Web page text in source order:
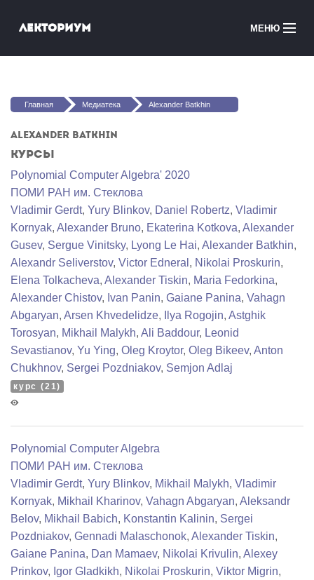
Лекториум МЕНЮ
Медиатека
Вы здесь
Главная Медиатека Alexander Batkhin
Alexander Batkhin
Курсы
Polynomial Computer Algebra' 2020
ПОМИ РАН им. Стеклова
Vladimir Gerdt, Yury Blinkov, Daniel Robertz, Vladimir
Kornyak, Alexander Bruno, Ekaterina Kotkova, Alexander
Gusev, Sergue Vinitsky, Lyong Le Hai, Alexander Batkhin,
Alexandr Seliverstov, Victor Edneral , Nikolai Proskurin,
Elena Tolkacheva, Alexander Tiskin, Maria Fedorkina,
Alexander Chistov, Ivan Panin, Gaiane Panina, Vahagn
Abgaryan, Arsen Khvedelidze, Ilya Rogojin, Astghik
Torosyan, Mikhail Malykh, Ali Baddour, Leonid
Sevastianov, Yu Ying, Oleg Kroytor, Oleg Bikeev, Anton
Chukhnov, Sergei Pozdniakov, Semjon Adlaj
курс (21)
Polynomial Computer Algebra
ПОМИ РАН им. Стеклова
Vladimir Gerdt, Yury Blinkov, Mikhail Malykh, Vladimir
Kornyak, Mikhail Kharinov, Vahagn Abgaryan, Aleksandr
Belov, Mikhail Babich, Konstantin Kalinin, Sergei
Pozdniakov, Gennadi Malaschonok, Alexander Tiskin,
Gaiane Panina, Dan Mamaev, Nikolai Krivulin, Alexey
Prinkov, Igor Gladkikh, Nikolai Proskurin, Viktor Migrin,